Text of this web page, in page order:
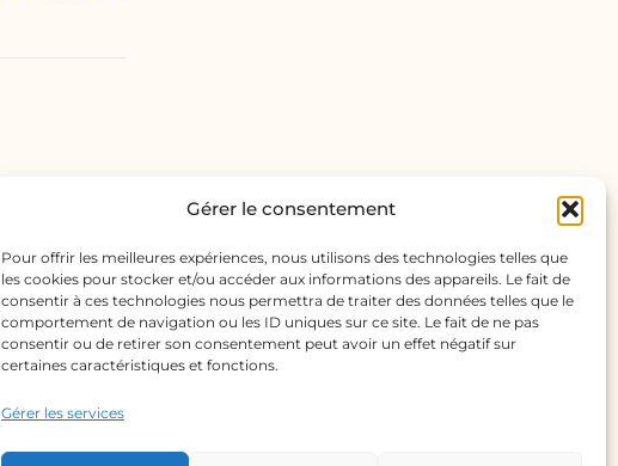
Gérer le consentement
Pour offrir les meilleures expériences, nous utilisons des technologies telles que
les cookies pour stocker et/ou accéder aux informations des appareils. Le fait de
consentir à ces technologies nous permettra de traiter des données telles que le
comportement de navigation ou les ID uniques sur ce site. Le fait de ne pas
consentir ou de retirer son consentement peut avoir un effet négatif sur
certaines caractéristiques et fonctions.
Gérer les services